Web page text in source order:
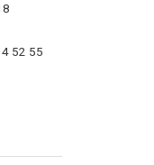
52 55